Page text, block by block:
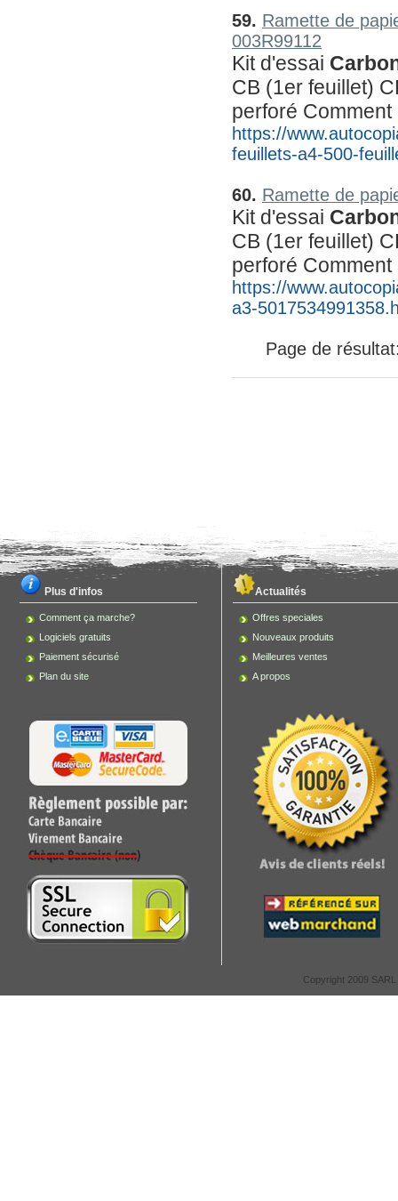
59. Ramette de
003R99112
Kit d'essai
CB (1er feuillet)
perforé Comment
https://
feuillets-a4-500-
60. Ramette de
Kit d'essai
CB (1er feuillet)
perforé Comment
https://
a3-
Page de
Plus d'infos
Comment ça marche?
Logiciels gratuits
Paiement sécurisé
Plan du site
Actualités
Offres speciales
Nouveaux produits
Meilleures ventes
A propos
Copyright 2009